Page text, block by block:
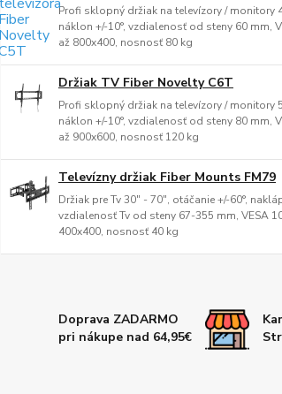
Profi sklopný držiak na televízory / monitory
náklon +/-10°, vzdialenosť od steny 60 mm,
až 800x400, nosnosť 80 kg
Držiak TV Fiber Novelty C6T
Profi sklopný držiak na televízory / monitory
náklon +/-10°, vzdialenosť od steny 80 mm,
až 900x600, nosnosť 120 kg
Televízny držiak Fiber Mounts FM79
Držiak pre Tv 30" - 70", otáčanie +/-60°,
vzdialenosť Tv od steny 67-355 mm, VESA
400x400, nosnosť 40 kg
Doprava ZADARMO
pri nákupe nad 64,95€